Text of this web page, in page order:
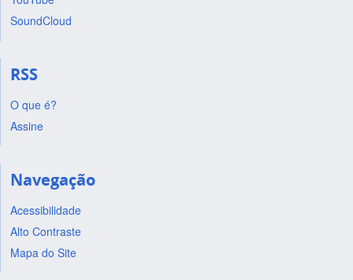
SoundCloud
RSS
O que é?
Assine
Navegação
Acessibilidade
Alto Contraste
Mapa do Site